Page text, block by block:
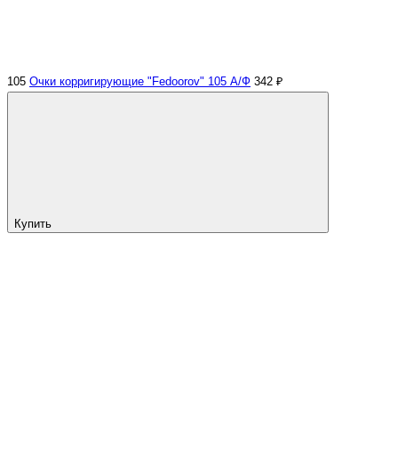
105 Очки корригирующие "Fedoorov" 105 А/Ф 342 ₽
Купить